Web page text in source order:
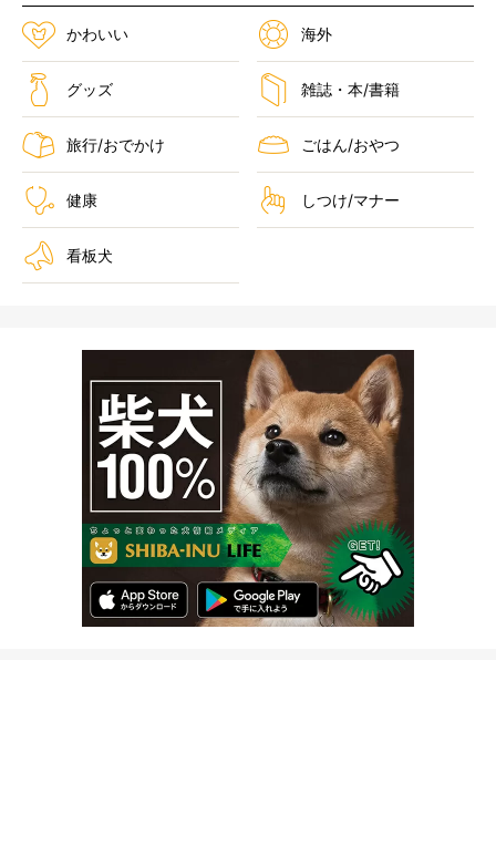
かわいい 海外
グッズ 雑誌・本/書籍
旅行/おでかけ ごはん/おやつ
健康 しつけ/マナー
看板犬